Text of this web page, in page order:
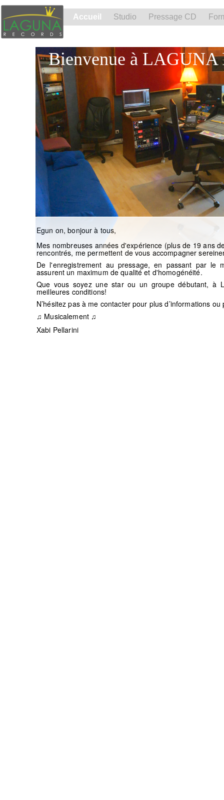
Accueil Studio Pressage CD
Egun on, bonjour à tous,
Mes nombreuses années d'expérience (plus de 19 ans
rencontrés, me permettent de vous accompagner
De l'enregistrement au pressage, en passant par le
assurent un maximum de qualité et d'homogénéité.
Que vous soyez une star ou un groupe débutant, à
meilleures conditions!
N’hésitez pas à me contacter pour plus d’informations
♫ Musicalement ♫
Xabi Pellarini
Bienvenue à LAGUNA